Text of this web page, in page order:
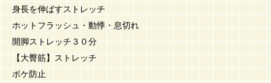
身長を伸ばすストレッチ
ホットフラッシュ・動悸・息切れ
開脚ストレッチ３０分
【大臀筋】ストレッチ
ボケ防止